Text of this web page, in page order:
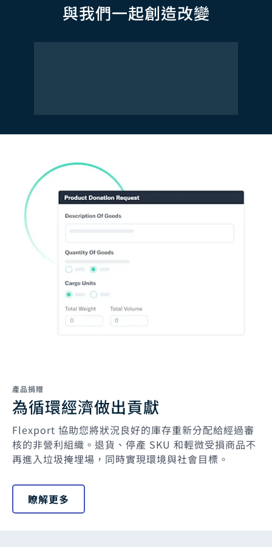
與我們一起創造改變
產品捐贈
為循環經濟做出貢獻
Flexport 協助您將狀況良好的庫存重新分配給經過審
核的非營利組織。退貨、停產 SKU 和輕微受損商品不
再進入垃圾掩埋場，同時實現環境與社會目標。
瞭解更多